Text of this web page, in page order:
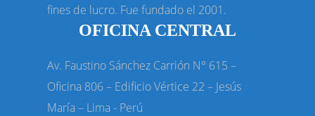
fines de lucro. Fue fundado el 2001.
OFICINA CENTRAL
Av. Faustino Sánchez Carrión N° 615 –
Oficina 806 – Edificio Vértice 22 – Jesús
María – Lima - Perú